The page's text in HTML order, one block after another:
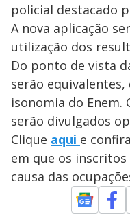
policial destacado
A nova aplicação
utilização dos
Do ponto de vista
serão
isonomia do Enem.
serão divulgados
Clique aqui e
em que os
causa das